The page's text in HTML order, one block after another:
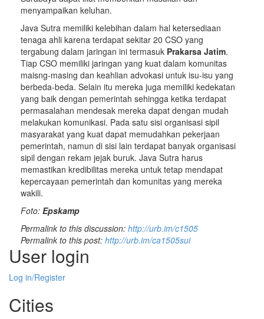
menyampaikan keluhan.
Java Sutra memiliki kelebihan dalam hal ketersediaan
tenaga ahli karena terdapat sekitar 20 CSO yang
tergabung dalam jaringan ini termasuk Prakarsa Jatim.
Tiap CSO memiliki jaringan yang kuat dalam komunitas
maisng-masing dan keahlian advokasi untuk isu-isu yang
berbeda-beda. Selain itu mereka juga memiliki kedekatan
yang baik dengan pemerintah sehingga ketika terdapat
permasalahan mendesak mereka dapat dengan mudah
melakukan komunikasi. Pada satu sisi organisasi sipil
masyarakat yang kuat dapat memudahkan pekerjaan
pemerintah, namun di sisi lain terdapat banyak organisasi
sipil dengan rekam jejak buruk. Java Sutra harus
memastikan kredibilitas mereka untuk tetap mendapat
kepercayaan pemerintah dan komunitas yang mereka
wakili.
Foto: Epskamp
Permalink to this discussion: http://urb.im/c1505
Permalink to this post: http://urb.im/ca1505sui
User login
Log in/Register
Cities